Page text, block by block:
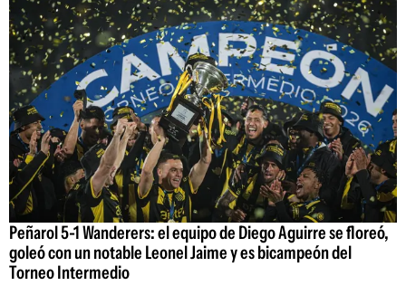
Peñarol 5-1 Wanderers: el equipo de Diego Aguirre se floreó,
goleó con un notable Leonel Jaime y es bicampeón del
Torneo Intermedio